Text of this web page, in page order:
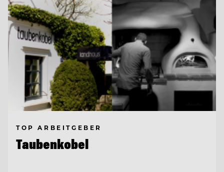
TOP ARBEITGEBER
Taubenkobel